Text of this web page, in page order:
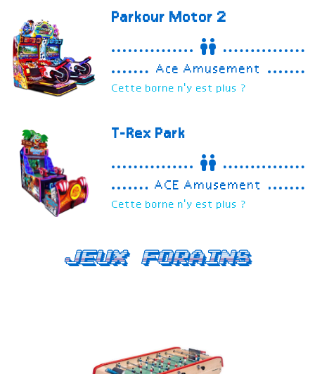
Parkour Motor 2
Ace Amusement
Cette borne n'y est plus ?
T-Rex Park
ACE Amusement
Cette borne n'y est plus ?
Jeux forains